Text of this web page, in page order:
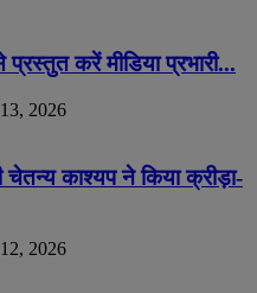
करें मीडिया प्रभारी...
2026
चेतन्य काश्यप ने किया क्रीड़ा-
2026